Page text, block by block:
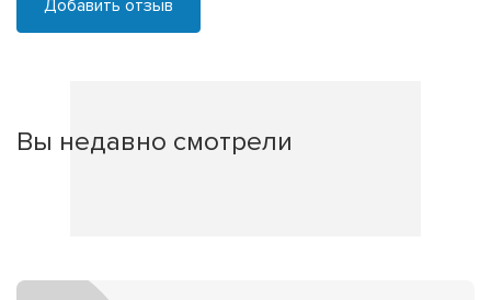
Добавить отзыв
Вы недавно смотрели